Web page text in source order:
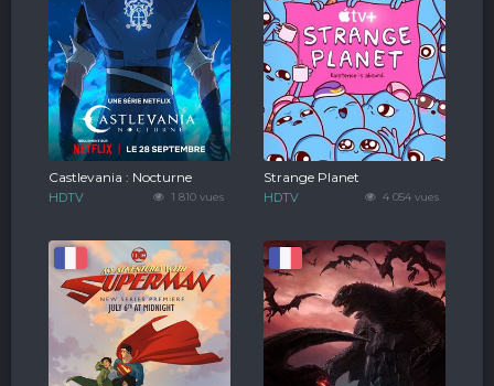
1 810 vues
Castlevania : Nocturne
HDTV 4 054 vues
Strange Planet
HDTV